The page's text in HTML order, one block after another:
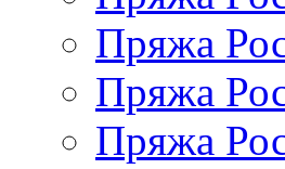
Пряжа
Пряжа
Пряжа